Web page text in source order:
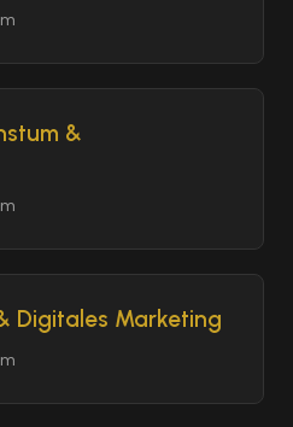
&
Digitales Marketing